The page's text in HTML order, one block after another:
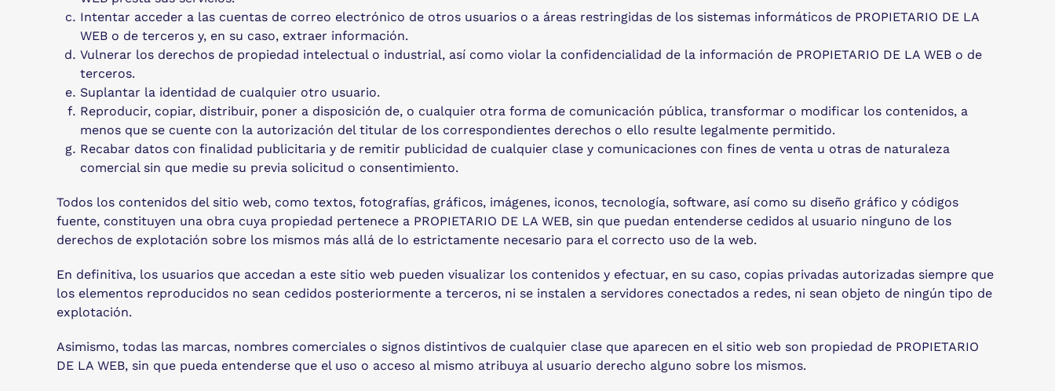
Intentar acceder a las cuentas de correo electrónico de otros usuarios o a áreas restringidas de los sistemas informáticos de PROPIETARIO DE LA
WEB o de terceros y, en su caso, extraer información.
Vulnerar los derechos de propiedad intelectual o industrial, así como violar la confidencialidad de la información de PROPIETARIO DE LA WEB o de
terceros.
Suplantar la identidad de cualquier otro usuario.
Reproducir, copiar, distribuir, poner a disposición de, o cualquier otra forma de comunicación pública, transformar o modificar los contenidos, a
menos que se cuente con la autorización del titular de los correspondientes derechos o ello resulte legalmente permitido.
Recabar datos con finalidad publicitaria y de remitir publicidad de cualquier clase y comunicaciones con fines de venta u otras de naturaleza
comercial sin que medie su previa solicitud o consentimiento.
Todos los contenidos del sitio web, como textos, fotografías, gráficos, imágenes, iconos, tecnología, software, así como su diseño gráfico y códigos
fuente, constituyen una obra cuya propiedad pertenece a PROPIETARIO DE LA WEB, sin que puedan entenderse cedidos al usuario ninguno de los
derechos de explotación sobre los mismos más allá de lo estrictamente necesario para el correcto uso de la web.
En definitiva, los usuarios que accedan a este sitio web pueden visualizar los contenidos y efectuar, en su caso, copias privadas autorizadas siempre que
los elementos reproducidos no sean cedidos posteriormente a terceros, ni se instalen a servidores conectados a redes, ni sean objeto de ningún tipo de
explotación.
Asimismo, todas las marcas, nombres comerciales o signos distintivos de cualquier clase que aparecen en el sitio web son propiedad de PROPIETARIO
DE LA WEB, sin que pueda entenderse que el uso o acceso al mismo atribuya al usuario derecho alguno sobre los mismos.